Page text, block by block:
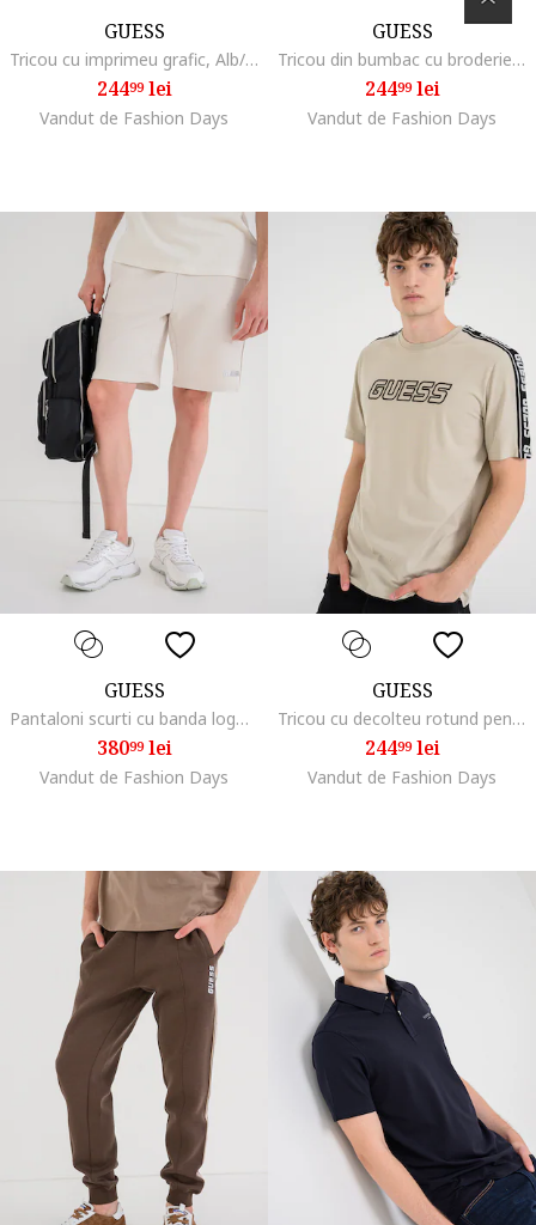
GUESS
Tricou cu imprimeu grafic, Alb/Verde inchis
24499lei
Vandut de Fashion Days
GUESS
Tricou din bumbac cu broderie logo, Maro taupe deschis
24499lei
Vandut de Fashion Days
GUESS
Pantaloni scurti cu banda logo laterala pentru fitness, Alb fildes/Maro camel
38099lei
Vandut de Fashion Days
GUESS
Tricou cu decolteu rotund pentru fitness, Negru/Bej inchis
24499lei
Vandut de Fashion Days